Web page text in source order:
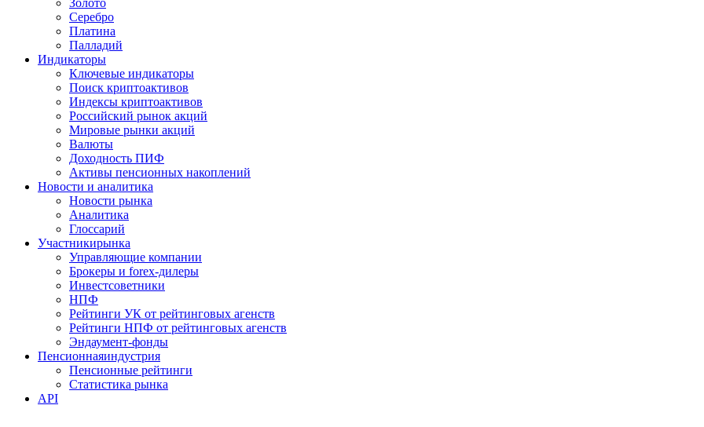
Золото
Серебро
Платина
Палладий
Индикаторы
Ключевые индикаторы
Поиск криптоактивов
Индексы криптоактивов
Российский рынок акций
Мировые рынки акций
Валюты
Доходность ПИФ
Активы пенсионных накоплений
Новости и аналитика
Новости рынка
Аналитика
Глоссарий
Участникирынка
Управляющие компании
Брокеры и forex-дилеры
Инвестсоветники
НПФ
Рейтинги УК от рейтинговых агенств
Рейтинги НПФ от рейтинговых агенств
Эндаумент-фонды
Пенсионнаяиндустрия
Пенсионные рейтинги
Статистика рынка
API